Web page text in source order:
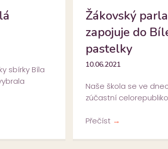
sbírky Bíla
Žákovský
zapojuje do
pastelky
10.06.2021
Naše škola se ve
zúčastní
Přečíst →